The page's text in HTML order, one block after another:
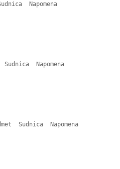
Napomena
Sudnica  Napomena
Sudnica  Napomena